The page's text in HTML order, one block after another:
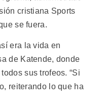
cristiana Sports
se fuera.
era la vida en
de Katende, donde
sus trofeos. “Si
reiterando lo que ha